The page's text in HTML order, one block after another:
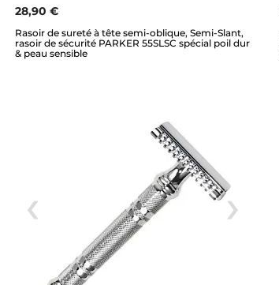
28,90 €
Rasoir de sureté à tête semi-oblique, Semi-Slant,
rasoir de sécurité PARKER 55SLSC spécial poil dur
& peau sensible